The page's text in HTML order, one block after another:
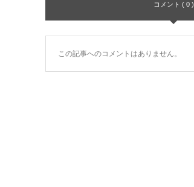
コメント ( 0 )
この記事へのコメントはありません。